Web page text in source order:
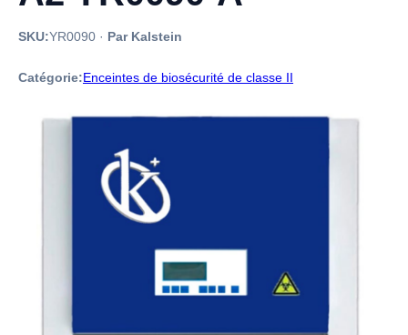
SKU:YR0090 · Par Kalstein
Catégorie:Enceintes de biosécurité de classe II